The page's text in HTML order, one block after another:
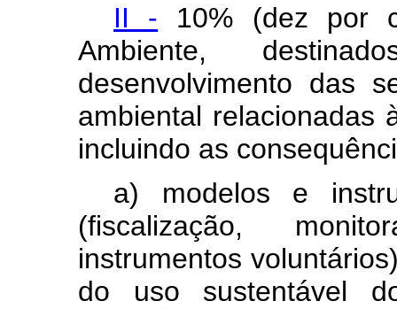
II - 10% (dez por
Ambiente,
desenvolvimento das
ambiental relacionadas
incluindo as
a) modelos e
(fiscalização,
instrumentos
do uso sustentável